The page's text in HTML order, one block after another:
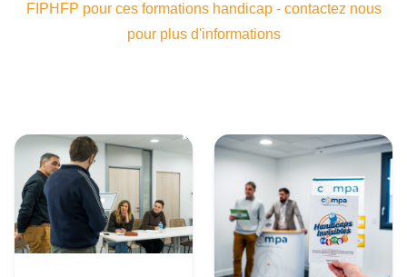
FIPHFP pour ces formations handicap - contactez nous
pour plus d'informations